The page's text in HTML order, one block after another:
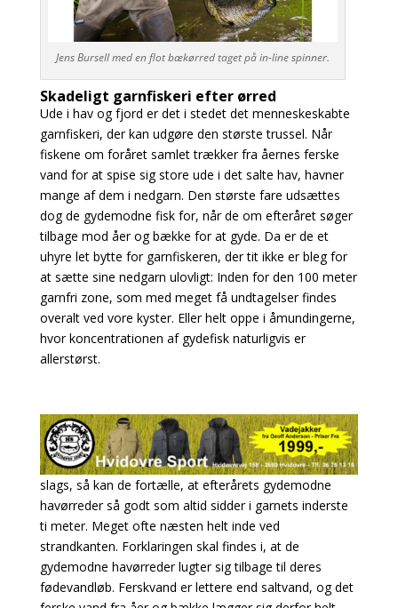
Jens Bursell med en flot bækørred taget på in-line spinner.
Skadeligt garnfiskeri efter ørred
Ude i hav og fjord er det i stedet det menneskeskabte
garnfiskeri, der kan udgøre den største trussel. Når
fiskene om foråret samlet trækker fra åernes ferske
vand for at spise sig store ude i det salte hav, havner
mange af dem i nedgarn. Den største fare udsættes
dog de gydemodne fisk for, når de om efteråret søger
tilbage mod åer og bække for at gyde. Da er de et
uhyre let bytte for garnfiskeren, der tit ikke er bleg for
at sætte sine nedgarn ulovligt: Inden for den 100 meter
garnfri zone, som med meget få undtagelser findes
overalt ved vore kyster. Eller helt oppe i åmundingerne,
hvor koncentrationen af gydefisk naturligvis er
allerstørst.
Taler man med garnfiskere af den lyssky og sorte
slags, så kan de fortælle, at efterårets gydemodne
havørreder så godt som altid sidder i garnets inderste
ti meter. Meget ofte næsten helt inde ved
strandkanten. Forklaringen skal findes i, at de
gydemodne havørreder lugter sig tilbage til deres
fødevandløb. Ferskvand er lettere end saltvand, og det